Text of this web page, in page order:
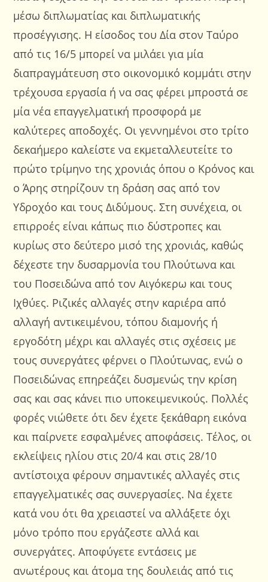
μέσω διπλωματίας και διπλωματικής
προσέγγισης. Η είσοδος του Δία στον Ταύρο
από τις 16/5 μπορεί να μιλάει για μία
διαπραγμάτευση στο οικονομικό κομμάτι στην
τρέχουσα εργασία ή να σας φέρει μπροστά σε
μία νέα επαγγελματική προσφορά με
καλύτερες αποδοχές. Οι γεννημένοι στο τρίτο
δεκαήμερο καλείστε να εκμεταλλευτείτε το
πρώτο τρίμηνο της χρονιάς όπου ο Κρόνος και
ο Άρης στηρίζουν τη δράση σας από τον
Υδροχόο και τους Διδύμους. Στη συνέχεια, οι
επιρροές είναι κάπως πιο δύστροπες και
κυρίως στο δεύτερο μισό της χρονιάς, καθώς
δέχεστε την δυσαρμονία του Πλούτωνα και
του Ποσειδώνα από τον Αιγόκερω και τους
Ιχθύες. Ριζικές αλλαγές στην καριέρα από
αλλαγή αντικειμένου, τόπου διαμονής ή
εργοδότη μέχρι και αλλαγές στις σχέσεις με
τους συνεργάτες φέρνει ο Πλούτωνας, ενώ ο
Ποσειδώνας επηρεάζει δυσμενώς την κρίση
σας και σας κάνει πιο υποκειμενικούς. Πολλές
φορές νιώθετε ότι δεν έχετε ξεκάθαρη εικόνα
και παίρνετε εσφαλμένες αποφάσεις. Τέλος, οι
εκλείψεις ηλίου στις 20/4 και στις 28/10
αντίστοιχα φέρουν σημαντικές αλλαγές στις
επαγγελματικές σας συνεργασίες. Να έχετε
κατά νου ότι θα χρειαστεί να αλλάξετε όχι
μόνο τρόπο που εργάζεστε αλλά και
συνεργάτες. Αποφύγετε εντάσεις με
ανωτέρους και άτομα της δουλειάς από τις